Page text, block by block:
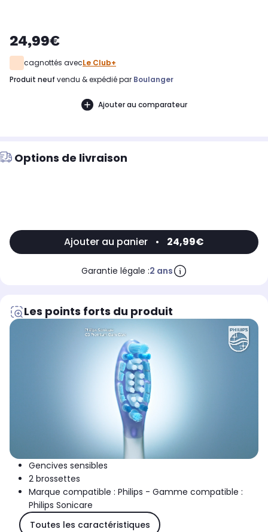
24,99€
cagnottés avecLe Club+
produit neuf vendu & expédié par Boulanger
Ajouter au comparateur
Options de livraison
Ajouter au panier • 24,99€
Garantie légale :2 ans
Les points forts du produit
Gencives sensibles
2 brossettes
Marque compatible : Philips - Gamme compatible :
Philips Sonicare
Toutes les caractéristiques